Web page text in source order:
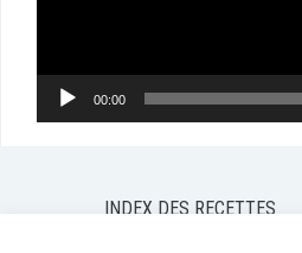
00:00
INDEX DES RECETTES